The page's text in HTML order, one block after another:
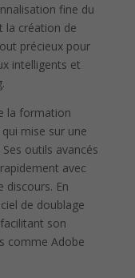
fine du
la création de
précieux pour
intelligents et
la formation
qui mise sur une
outils avancés
avec
discours. En
de doublage
son
comme Adobe